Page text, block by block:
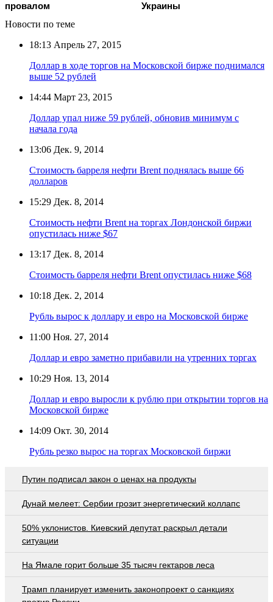
провалом
Украины
Новости по теме
18:13 Апрель 27, 2015
Доллар в ходе торгов на Московской бирже поднимался
выше 52 рублей
14:44 Март 23, 2015
Доллар упал ниже 59 рублей, обновив минимум с
начала года
13:06 Дек. 9, 2014
Стоимость барреля нефти Brent поднялась выше 66
долларов
15:29 Дек. 8, 2014
Стоимость нефти Brent на торгах Лондонской биржи
опустилась ниже $67
13:17 Дек. 8, 2014
Стоимость барреля нефти Brent опустилась ниже $68
10:18 Дек. 2, 2014
Рубль вырос к доллару и евро на Московской бирже
11:00 Ноя. 27, 2014
Доллар и евро заметно прибавили на утренних торгах
10:29 Ноя. 13, 2014
Доллар и евро выросли к рублю при открытии торгов на
Московской бирже
14:09 Окт. 30, 2014
Рубль резко вырос на торгах Московской биржи
Путин подписал закон о ценах на продукты
Дунай мелеет: Сербии грозит энергетический коллапс
50% уклонистов. Киевский депутат раскрыл детали
ситуации
На Ямале горит больше 35 тысяч гектаров леса
Трамп планирует изменить законопроект о санкциях